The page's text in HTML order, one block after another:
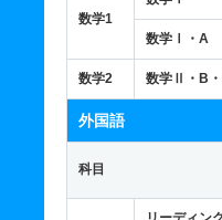
数学1
数学Ⅰ・A
数学2 数学Ⅱ・B
外国語
科目